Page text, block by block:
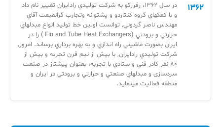
1362
در سال 1362، رفررکو به شركت توليدي رادايران تغییر نام داد
و با كمكهاي گروه كنتاردو و پشتوانه وتجارب گرانقيمت آقاي
مهندس ناصر گردوني, توانست اولين خط توليد انواع مبدلهاي
حرارتي و برودتي (Fin and Tube Heat Exchangers ) را در
ايران بصورت ماشيني راه اندازي و به بهره برداري برساند. امروز,
شركت توليدي رادايران, با بیش از نیم قرن تجربه و بیش از
80 نفر كادر فني و ستادي با تجربه، بعنوان پيشتاز در صنعت
سردسازی و مبدلهاي صنعتي و حرارتي و برودتي در ايران و
منطقه فعاليت مينمايد.